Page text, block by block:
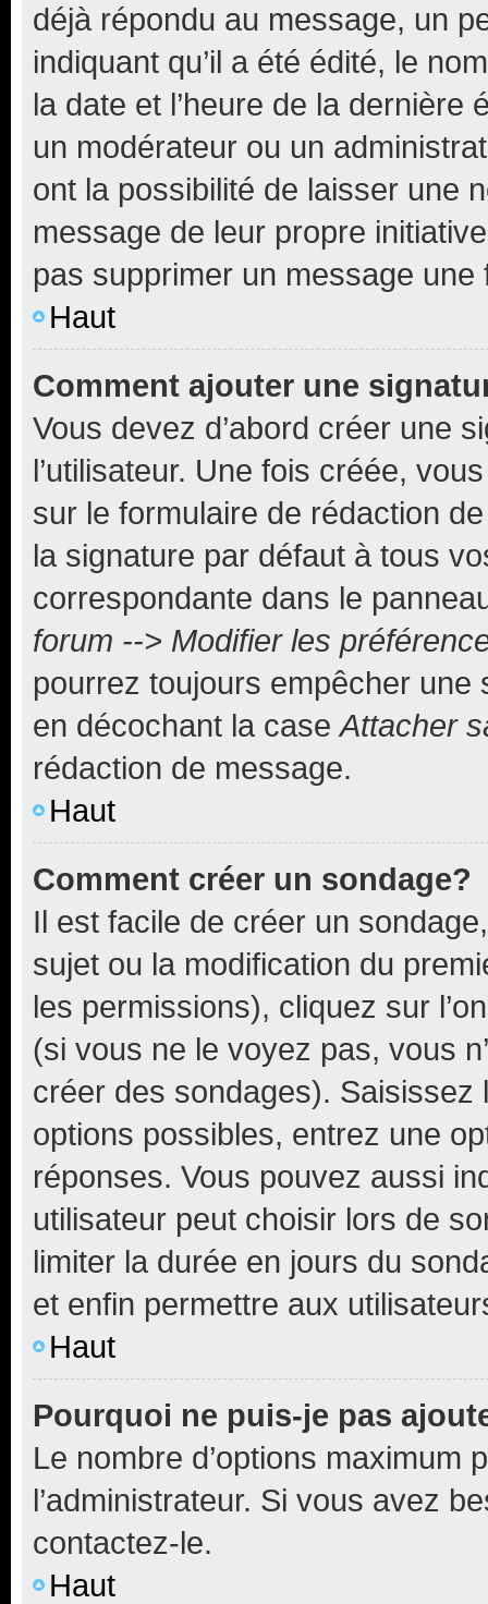
déjà répondu au message, un
indiquant qu’il a été édité, le
la date et l’heure de la dernière
un modérateur ou un
ont la possibilité de laisser une
message de leur propre
pas supprimer un message une
Haut
Comment ajouter une
Vous devez d’abord créer une
l’utilisateur. Une fois créée,
sur le formulaire de rédaction
la signature par défaut à tous
correspondante dans le
forum --> Modifier les
pourrez toujours empêcher une
en décochant la caseAttacher
rédaction de message.
Haut
Comment créer un sondage?
Il est facile de créer un
sujet ou la modification du
les permissions), cliquez sur
(si vous ne le voyez pas, vous
créer des sondages).
options possibles, entrez une
réponses. Vous pouvez aussi
utilisateur peut choisir lors de
limiter la durée en jours du
et enfin permettre aux
Haut
Pourquoi ne puis-je pas
Le nombre d’options maximum
l’administrateur. Si vous avez
contactez-le.
Haut